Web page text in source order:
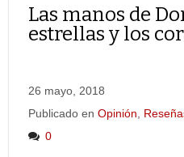
Las manos de
estrellas y los
26 mayo, 2018
Publicado en Opinión
0